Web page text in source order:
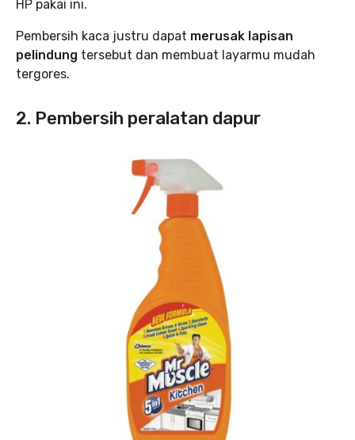
HP pakai ini.
Pembersih kaca justru dapat merusak lapisan
pelindung tersebut dan membuat layarmu mudah
tergores.
2. Pembersih peralatan dapur